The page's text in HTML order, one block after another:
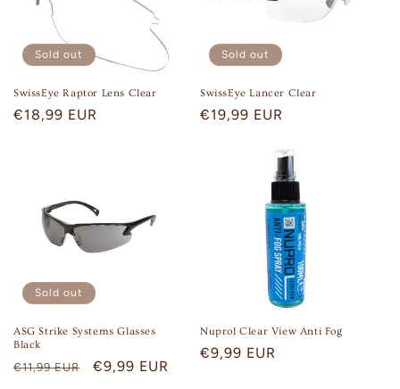
Sold out
SwissEye Raptor Lens Clear
Regular
€18,99 EUR
Sold out
SwissEye Lancer Clear
Regular
€19,99 EUR
Sold out
ASG Strike Systems Glasses
Black
Regular
€11,99 EUR
Sale
€9,99 EUR
Nuprol Clear View Anti Fog
Regular
€9,99 EUR